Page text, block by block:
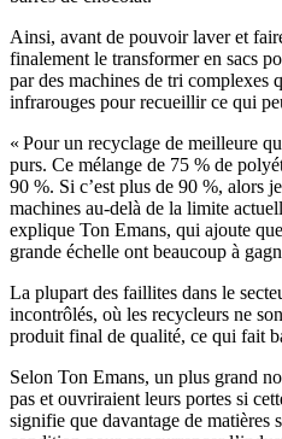
Ainsi, avant de pouvoir laver et
finalement le transformer en sacs
par des machines de tri complexes
infrarouges pour recueillir ce qui
« Pour un recyclage de meilleure
purs. Ce mélange de 75 % de
90 %. Si c’est plus de 90 %, alors
machines au-delà de la limite
explique Ton Emans, qui ajoute
grande échelle ont beaucoup à
La plupart des faillites dans le
incontrôlés, où les recycleurs ne
produit final de qualité, ce qui fait
Selon Ton Emans, un plus grand
pas et ouvriraient leurs portes si
signifie que davantage de matières